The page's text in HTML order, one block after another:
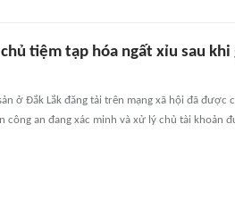
tiệm tạp hóa ngất xỉu sau
ở Đắk Lắk đăng tải trên mạng xã hội đã được
công an đang xác minh và xử lý chủ tài khoản